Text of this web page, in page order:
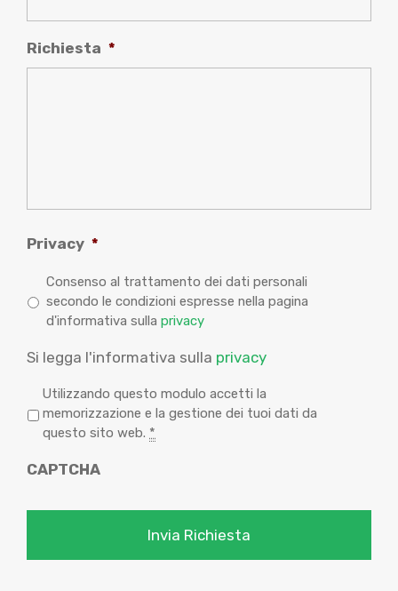
Richiesta *
Privacy *
Consenso al trattamento dei dati personali
secondo le condizioni espresse nella pagina
d'informativa sulla privacy
Si legga l'informativa sulla privacy
r
a
y
Utilizzando questo modulo accetti la
memorizzazione e la gestione dei tuoi dati da
questo sito web. *
CAPTCHA